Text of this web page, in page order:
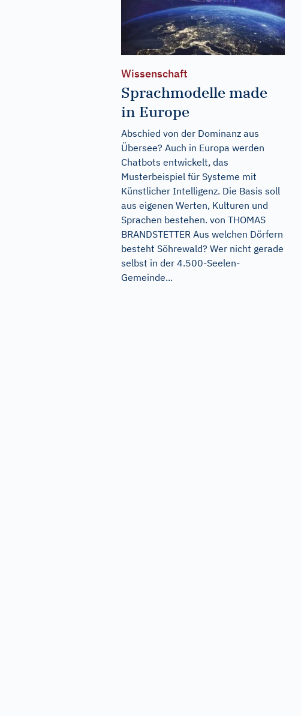
Wissenschaft
Sprachmodelle made
in Europe
Abschied von der Dominanz aus
Übersee? Auch in Europa werden
Chatbots entwickelt, das
Musterbeispiel für Systeme mit
Künstlicher Intelligenz. Die Basis soll
aus eigenen Werten, Kulturen und
Sprachen bestehen. von THOMAS
BRANDSTETTER Aus welchen Dörfern
besteht Söhrewald? Wer nicht gerade
selbst in der 4.500-Seelen-
Gemeinde...